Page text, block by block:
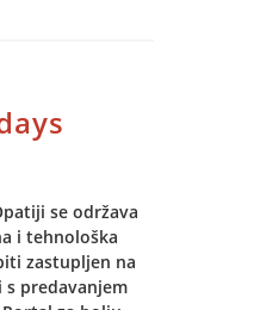
uz upis
i potencijalne
profesionalne
IT-u uz sve
se održava
i tehnološka
zastupljen na
predavanjem